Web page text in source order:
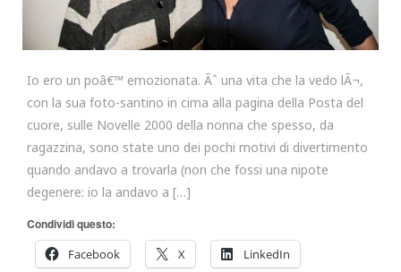
Io ero un poâ€™ emozionata. Ãˆ una vita che la vedo lÃ¬,
con la sua foto-santino in cima alla pagina della Posta del
cuore, sulle Novelle 2000 della nonna che spesso, da
ragazzina, sono state uno dei pochi motivi di divertimento
quando andavo a trovarla (non che fossi una nipote
degenere: io la andavo a […]
Condividi questo:
Facebook
X LinkedIn